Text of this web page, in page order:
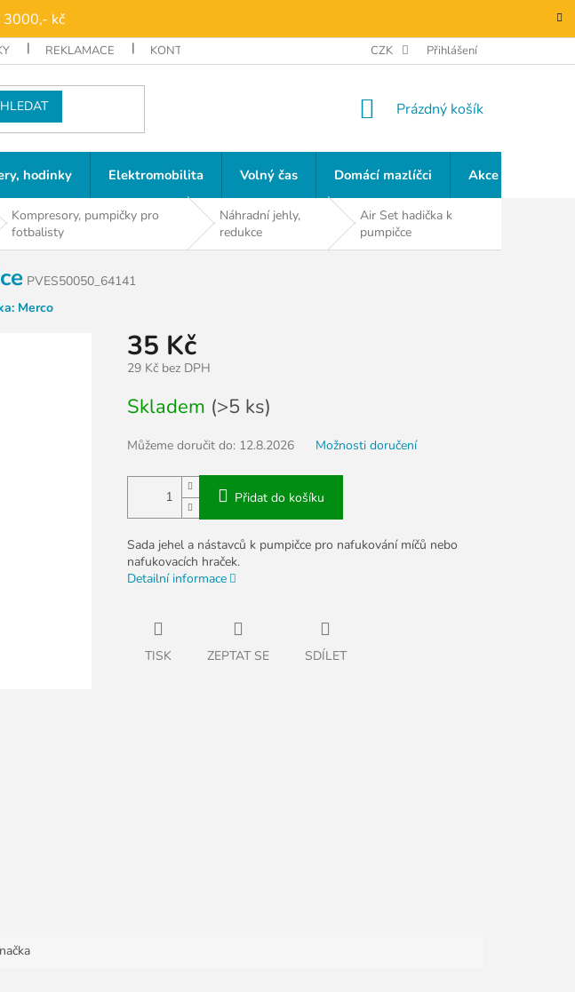
3000,- kč
REKLAMACE KONTAKTY CZK Přihlášení
HLEDAT
NÁKUPNÍ
Prázdný košík
hodinky Elektromobilita Volný čas Domácí mazlíčci Akce a slevy
Kompresory, pumpičky pro
fotbalisty
Náhradní jehly,
redukce
Air Set hadička k
pumpičce
PVES50050_64141
Merco
35 Kč
29 Kč bez DPH
cena:
Skladem (>5 ks)
Můžeme doručit do: 12.8.2026 Možnosti doručení
Přidat do košíku
Sada jehel a nástavců k pumpičce pro nafukování míčů nebo
nafukovacích hraček.
Detailní informace
TISK ZEPTAT SE SDÍLET